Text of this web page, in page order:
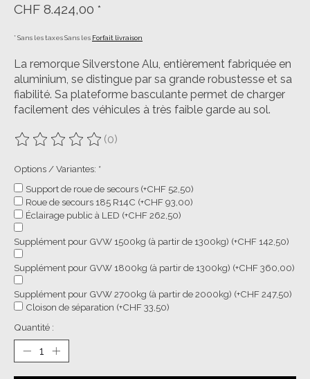
CHF 8.424,00 *
* Sans les taxes Sans les Forfait livraison
La remorque Silverstone Alu, entièrement fabriquée en
aluminium, se distingue par sa grande robustesse et sa
fiabilité. Sa plateforme basculante permet de charger
facilement des véhicules à très faible garde au sol.
Ce produit est évalué à
(0)
Options / Variantes: *
Support de roue de secours (+CHF 52,50)
Roue de secours 185 R14C (+CHF 93,00)
Éclairage public à LED (+CHF 262,50)
Supplément pour GVW 1500kg (à partir de 1300kg) (+CHF 142,50)
Supplément pour GVW 1800kg (à partir de 1300kg) (+CHF 360,00)
Supplément pour GVW 2700kg (à partir de 2000kg) (+CHF 247,50)
Cloison de séparation (+CHF 33,50)
Quantité :